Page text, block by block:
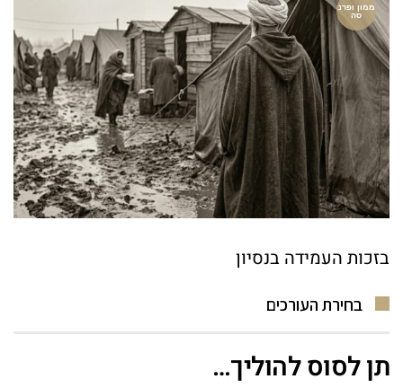
ממון ופרנ
סה
בזכות העמידה בנסיון
בחירת העורכים
תן לסוס להוליך…